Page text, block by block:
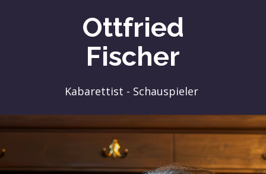
Ottfried
Fischer
Kabarettist - Schauspieler